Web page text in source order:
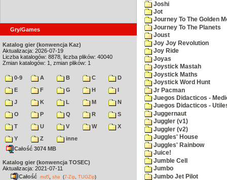
Gry/Games
Katalog gier (konwencja Kaz)
Aktualizacja: 2026-07-19
Liczba katalogów: 8878, liczba plików: 40040
Zmian katalogów: 1, zmian plików: 1
0-9 A B C
D
E
F G H
I
J
K L M
N
O
P Q R
S
T
U V W
X
Y
Z
inne
Całość 3074 MB
Katalog gier (konwencja TOSEC)
Aktualizacja: 2021-07-11
Całość md5 sha (7-Zip TUGZip)
Joshi
Jot
Journey To The Golden
Journey To The Planets
Joust
Joy Joy Revolution
Joy Ride
Joyas
Joystick Mastah
Joystick Maths
Joystick Word Hunt
Jr Pacman
Juegos Didacticos -
Juegos Didacticos -
Juggernaut
Juggler (v1)
Juggler (v2)
Juggles' House
Juggles' Rainbow
Juice!
Jumble Cell
Jumbo
Jumbo Jet Pilot